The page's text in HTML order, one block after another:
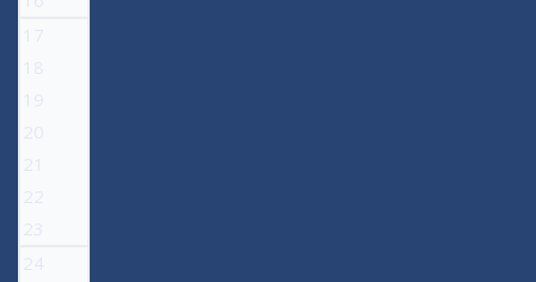
17
18
19
20
21
22
23
24